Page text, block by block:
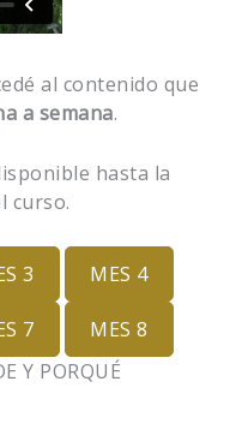
al contenido que
a semana.
hasta la
curso.
3 MES 4
7
MES 8
Y PORQUÉ